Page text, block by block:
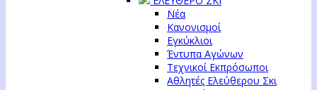
Νέα
Κανονισμοί
Εγκύκλιοι
Έντυπα Αγώνων
Τεχνικοί Εκπρόσωποι
Αθλητές Ελεύθερου Σκι